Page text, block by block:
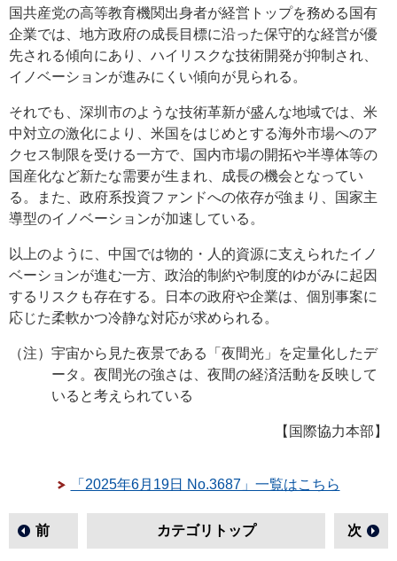
国共産党の高等教育機関出身者が経営トップを務める国有
企業では、地方政府の成長目標に沿った保守的な経営が優
先される傾向にあり、ハイリスクな技術開発が抑制され、
イノベーションが進みにくい傾向が見られる。
それでも、深圳市のような技術革新が盛んな地域では、米
中対立の激化により、米国をはじめとする海外市場へのア
クセス制限を受ける一方で、国内市場の開拓や半導体等の
国産化など新たな需要が生まれ、成長の機会となってい
る。また、政府系投資ファンドへの依存が強まり、国家主
導型のイノベーションが加速している。
以上のように、中国では物的・人的資源に支えられたイノ
ベーションが進む一方、政治的制約や制度的ゆがみに起因
するリスクも存在する。日本の政府や企業は、個別事案に
応じた柔軟かつ冷静な対応が求められる。
（注）宇宙から見た夜景である「夜間光」を定量化したデ
ータ。夜間光の強さは、夜間の経済活動を反映して
いると考えられている
【国際協力本部】
「2025年6月19日 No.3687」一覧はこちら
前 カテゴリトップ 次